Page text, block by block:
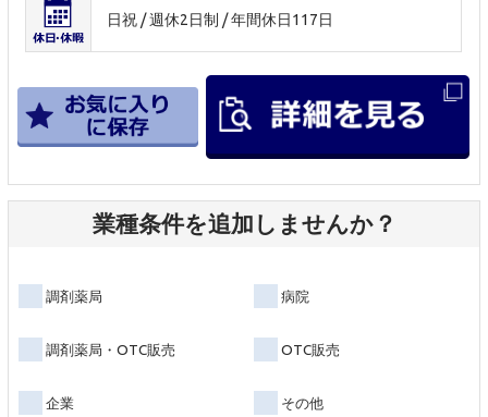
日祝 / 週休2日制 / 年間休日117日
業種条件を追加しませんか？
調剤薬局 病院
調剤薬局・OTC販売 OTC販売
企業 その他